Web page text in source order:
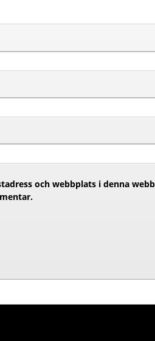
och webbplats i denna